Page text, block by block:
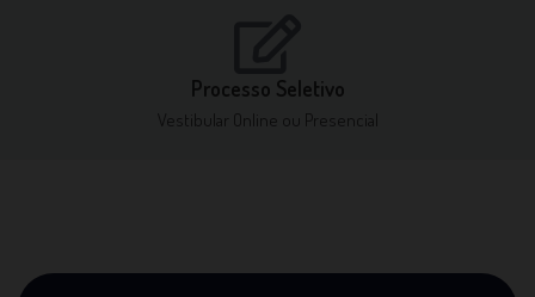
Processo Seletivo
Vestibular Online ou Presencial